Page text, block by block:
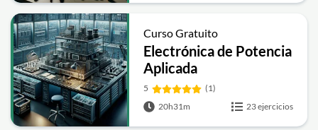
Curso Gratuito
Electrónica de Potencia
Aplicada
5
(1)
20h31m
23 ejercicios